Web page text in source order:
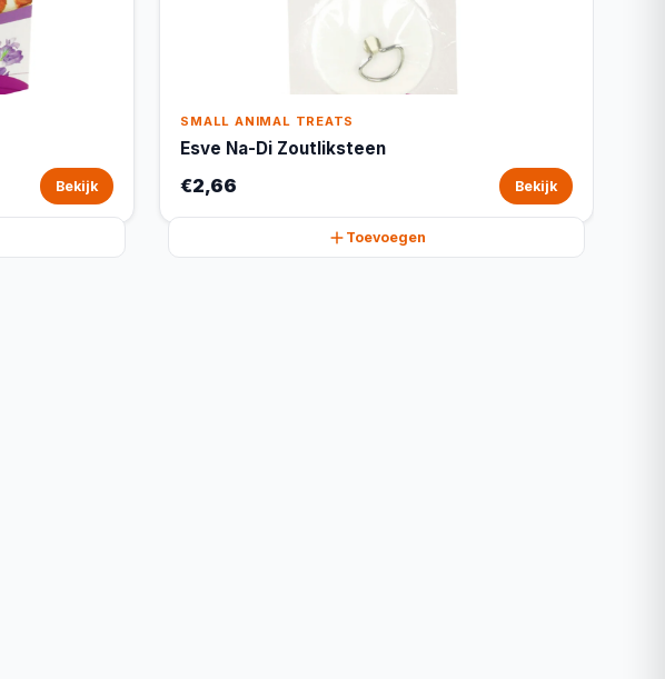
Bekijk
SMALL ANIMAL TREATS
Esve Na-Di Zoutliksteen
€2,66 Bekijk
Toevoegen